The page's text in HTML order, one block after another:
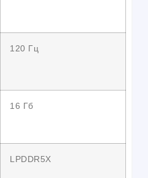
120 Гц
16 Гб
LPDDR5X